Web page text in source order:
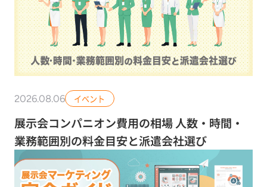
2026.08.06 イベント
展示会コンパニオン費用の相場 人数・時間・
業務範囲別の料金目安と派遣会社選び